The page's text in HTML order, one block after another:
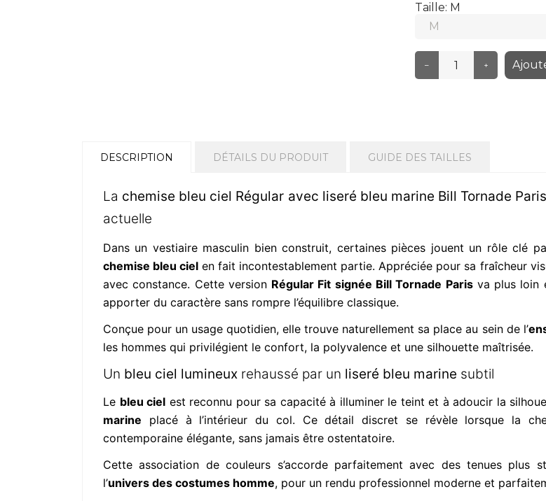
Taille: M
– +
DESCRIPTION DÉTAILS DU PRODUIT GUIDE DES TAILLES
La chemise bleu ciel Régular avec liseré bleu marine Bill Tornade Paris
actuelle
Dans un vestiaire masculin bien construit, certaines pièces jouent un rôle clé
chemise bleu ciel en fait incontestablement partie. Appréciée pour sa fraîcheur
avec constance. Cette version Régular Fit signée Bill Tornade Parisva plus loin
apporter du caractère sans rompre l’équilibre classique.
Conçue pour un usage quotidien, elle trouve naturellement sa place au sein de l’
les hommes qui privilégient le confort, la polyvalence et une silhouette maîtrisée.
Un bleu ciel lumineux rehaussé par un liseré bleu marine subtil
Le bleu ciel est reconnu pour sa capacité à illuminer le teint et à adoucir la
marine placé à l’intérieur du col. Ce détail discret se révèle lorsque la
contemporaine élégante, sans jamais être ostentatoire.
Cette association de couleurs s’accorde parfaitement avec des tenues plus
l’univers des costumes homme, pour un rendu professionnel moderne et